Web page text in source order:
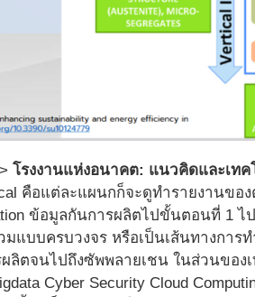
> โรงงานแห่งอนาคต: แนวคิดและเทค
คือแต่ละแผนกก็จะดูทำรายงานขอ
ข้อมูลกันการผลิตไปขั้นตอนที่ 1
มแบบครบวงจร หรือเป็นเส้นทางกา
ลิตจนไปถึงซัพพลายเชน ในส่วนของ
Cyber Security Cloud